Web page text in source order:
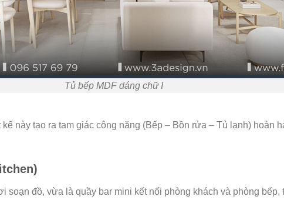
Tủ bếp MDF dáng chữ I
kế này tạo ra tam giác công năng (Bếp – Bồn rửa – Tủ lạnh) hoàn
đồ, vừa là quầy bar mini kết nối phòng khách và phòng bếp,